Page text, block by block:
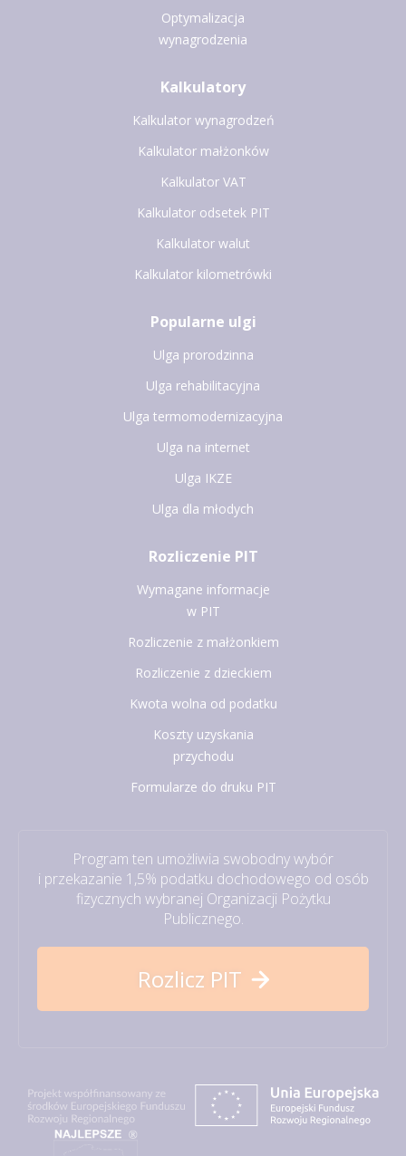
Optymalizacja
wynagrodzenia
Kalkulatory
Kalkulator wynagrodzeń
Kalkulator małżonków
Kalkulator VAT
Kalkulator odsetek PIT
Kalkulator walut
Kalkulator kilometrówki
Popularne ulgi
Ulga prorodzinna
Ulga rehabilitacyjna
Ulga termomodernizacyjna
Ulga na internet
Ulga IKZE
Ulga dla młodych
Rozliczenie PIT
Wymagane informacje
w PIT
Rozliczenie z małżonkiem
Rozliczenie z dzieckiem
Kwota wolna od podatku
Koszty uzyskania
przychodu
Formularze do druku PIT
Program ten umożliwia swobodny wybór
i przekazanie 1,5% podatku dochodowego od osób
fizycznych wybranej Organizacji Pożytku
Publicznego.
Rozlicz PIT